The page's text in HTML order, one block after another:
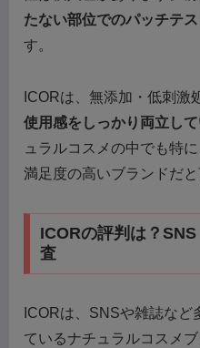
たない部位でのパッチテ
す。
ICORは、無添加・低刺激
使用感をしっかり両立し
ュラルコスメの中でも特
満足度の高いブランドだと
ICORの評判は？
査
ICORは、SNSや雑誌な
ているナチュラルコスメ